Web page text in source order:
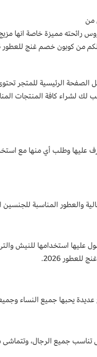
من
رائحته مميزة خاصة انها
من كوبون خصم غنج للعطور 2026.
الرئيسية للمتجر
لك لشراء كافة المنتجات
والعطور المناسبة للجنسين
عليها استخدامها للنيش
يحبها جميع النساء
تناسب جميع الرجال،